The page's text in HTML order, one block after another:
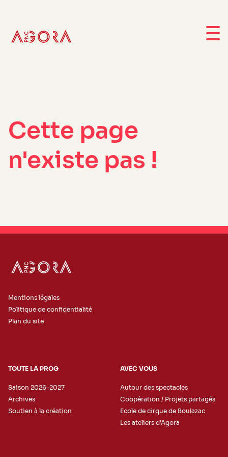
Cette page
n'existe pas !
Mentions légales
Politique de confidentialité
Plan du site
TOUTE LA PROG
Saison 2026-2027
Archives
Soutien à la création
AVEC VOUS
Autour des spectacles
Coopération / Projets partagés
Ecole de cirque de Boulazac
Les ateliers d’Agora